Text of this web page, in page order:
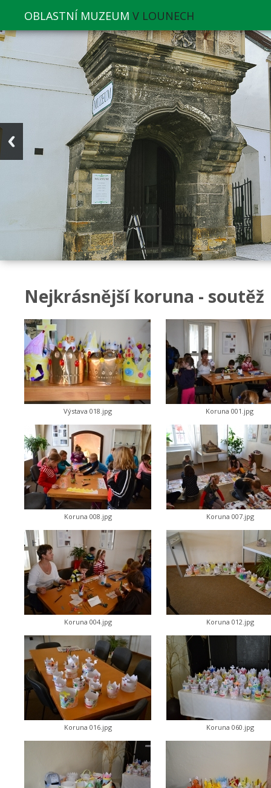
OBLASTNÍ MUZEUM V LOUNECH
Nejkrásnější koruna - soutěž
Výstava 018.jpg Koruna 001.jpg
Koruna 008.jpg Koruna 007.jpg
Koruna 004.jpg Koruna 012.jpg
Koruna 016.jpg Koruna 060.jpg